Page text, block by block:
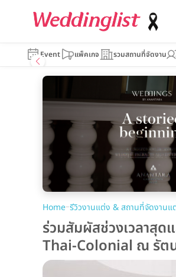
Event แพ็คเกจ รวมสถานที่จัดงาน
Home–รีวิวงานแต่ง & สถานที่จัดงานแ
ร่วมสัมผัสช่วงเวลาสุ
Thai-Colonial ณ รัต